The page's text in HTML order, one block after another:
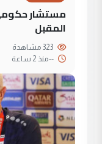
مستشار
المقبل
--منذ 2 ساعة